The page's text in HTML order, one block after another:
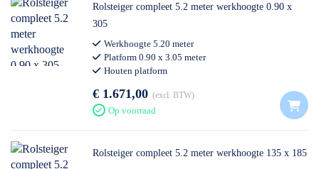
Rolsteiger compleet 5.2 meter werkhoogte 0.90 x
305
Werkhoogte 5.20 meter
Platform 0.90 x 3.05 meter
Houten platform
€ 1.671,00 excl. BTW
Op voorraad
Rolsteiger compleet 5.2 meter werkhoogte 135 x 185